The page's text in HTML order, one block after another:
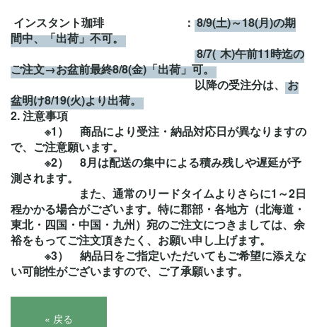
インスタント珈琲 ： 8/9(土)～18(月)の期
間中、「出荷」不可。
8/7( 木)午前11時迄の
ご注文→お盆前最終8/8(金)「出荷」可。
以降の受注分は、
お
盆明け8/19(火)より出荷。
2.注意事項
※1） 商品により受注・納品対応日が異なりますの
で、ご注意願います。
※2） 8月は配送の集中による積み残しや遅延が予
測されます。
また、通常のリードタイムよりさらに1～2日
程かかる場合がございます。特に郡部・各地方（北海道・
東北・四国・中国・九州）宛のご注文につきましては、余
裕をもってご注文頂きたく、お願い申し上げます。
※3） 納品日をご指定いただいてもご希望に添えな
い可能性がございますので、ご了承願います。
« 戻る